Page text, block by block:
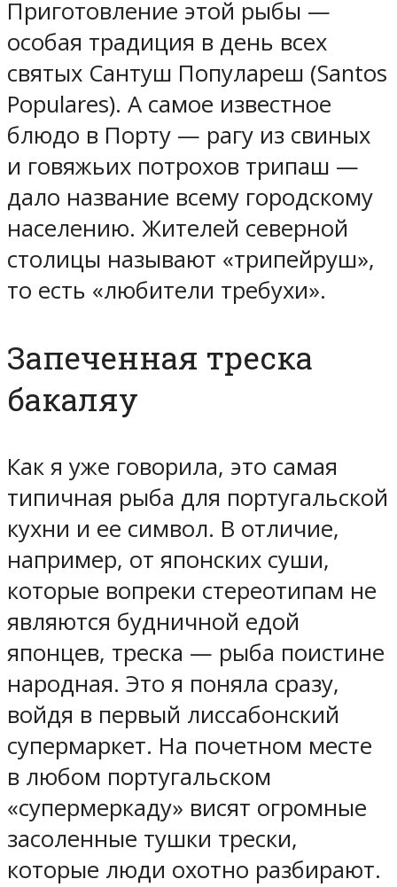
Приготовление этой рыбы —
особая традиция в день всех
святых Сантуш Популареш (Santos
Populares). А самое известное
блюдо в Порту — рагу из свиных
и говяжьих потрохов трипаш —
дало название всему городскому
населению. Жителей северной
столицы называют «трипейруш»,
то есть «любители требухи».
Запеченная треска
бакаляу
Как я уже говорила, это самая
типичная рыба для португальской
кухни и ее символ. В отличие,
например, от японских суши,
которые вопреки стереотипам не
являются будничной едой
японцев, треска — рыба поистине
народная. Это я поняла сразу,
войдя в первый лиссабонский
супермаркет. На почетном месте
в любом португальском
«супермеркаду» висят огромные
засоленные тушки трески,
которые люди охотно разбирают.